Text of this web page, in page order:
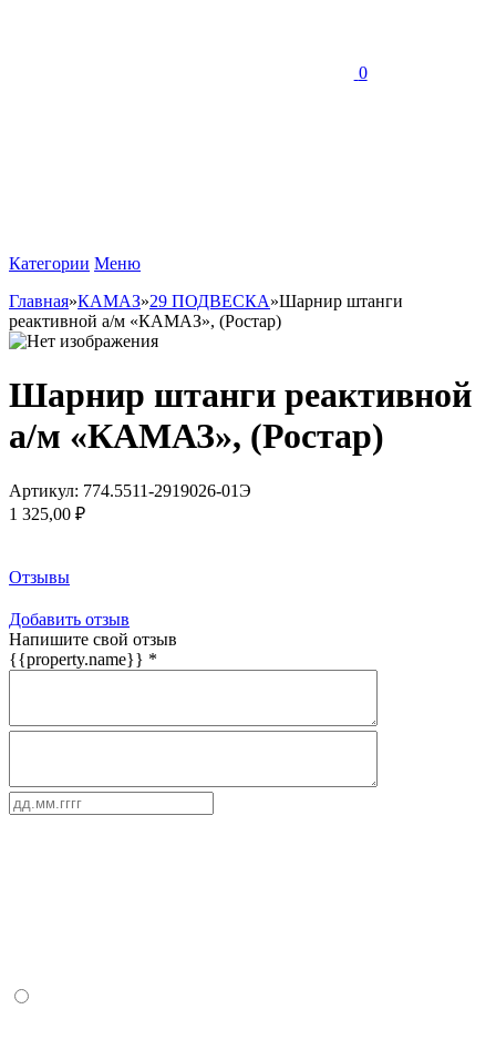
0
Категории Меню
Главная»КАМАЗ»29 ПОДВЕСКА»Шарнир штанги
реактивной а/м «КАМАЗ», (Ростар)
Шарнир штанги реактивной
а/м «КАМАЗ», (Ростар)
Артикул: 774.5511-2919026-01Э
1 325,00 ₽
Отзывы
Добавить отзыв
Напишите свой отзыв
{{property.name}} *